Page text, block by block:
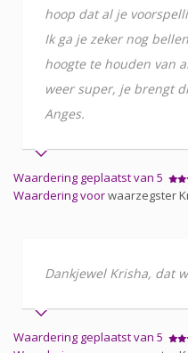
hoop dat al je
Ik ga je zeker nog
hoogte te houden van
weer super, je brengt
Anges.
Waardering geplaatst van 5
Waardering voorwaarzegster
Dankjewel Krisha, dat
Waardering geplaatst van 5